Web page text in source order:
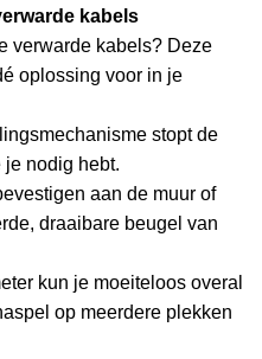
kabels
verwarde kabels? Deze
oplossing voor in je
stopt de
je nodig hebt.
aan de muur of
draaibare beugel van
kun je moeiteloos overal
op meerdere plekken